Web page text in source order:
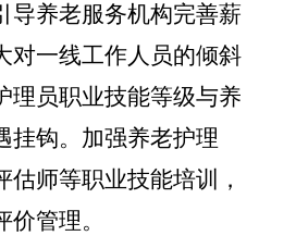
导养老服务机构完善薪
对一线工作人员的倾斜
理员职业技能等级与养
挂钩。加强养老护理
估师等职业技能培训，
管理。